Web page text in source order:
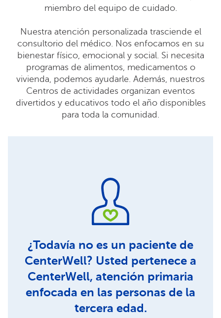
miembro del equipo de cuidado.
Nuestra atención personalizada trasciende el
consultorio del médico. Nos enfocamos en su
bienestar físico, emocional y social. Si necesita
programas de alimentos, medicamentos o
vivienda, podemos ayudarle. Además, nuestros
Centros de actividades organizan eventos
divertidos y educativos todo el año disponibles
para toda la comunidad.
¿Todavía no es un paciente de
CenterWell? Usted pertenece a
CenterWell, atención primaria
enfocada en las personas de la
tercera edad.